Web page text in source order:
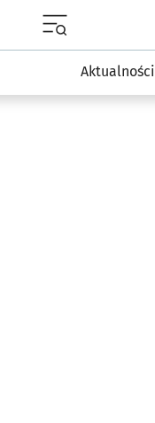
Aktualności